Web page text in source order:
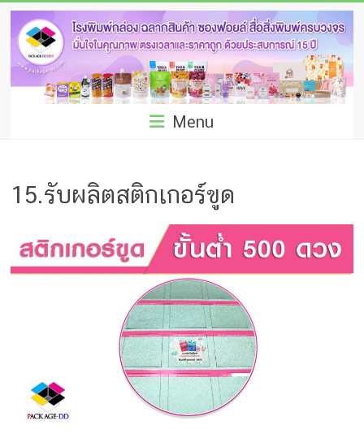
Skip
content
โรง
พิมพ์
กล่อง
ผลิต
ซอง
ฟอยล์
รับ
ครีม
บรรจุ
Menu
15.รับผลิตสติกเกอร์ขูด